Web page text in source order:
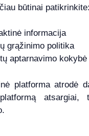
būtinai patikrinkite:
informacija
grąžinimo politika
aptarnavimo kokybė
platforma atrodė
atsargiai,